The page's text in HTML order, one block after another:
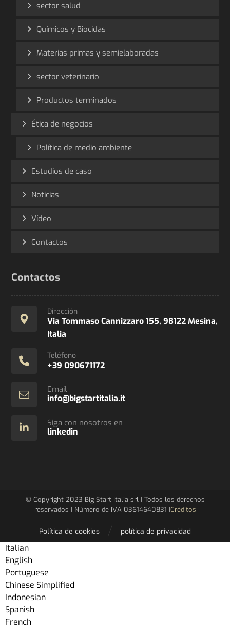
sector salud
Químicos y Biocidas
Materias primas y semielaboradas
sector veterinario
Productos terminados
Ética de negocios
Política de medio ambiente
Estudios de caso
Noticias
Vídeo
Contactos
Contactos
Dirección
Via Tommaso Cannizzaro 155, 98122 Mesina,
Italia
Teléfono
+39 090671172
Email
info@bigstartitalia.it
Siga con nosotros en
linkedin
© Copyright 2023 Big Start Italia srl ​​| Todos los derechos
reservados | Número de IVA 03614640831 |Créditos
política de privacidad
Política de cookies
Italian
English
Portuguese
Chinese Simplified
Indonesian
Spanish
French